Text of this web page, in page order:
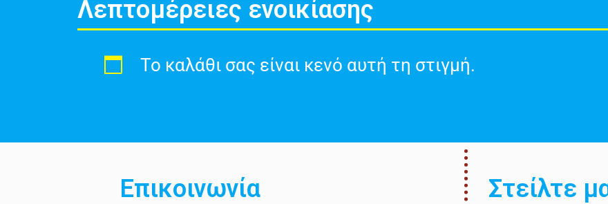
Λεπτομέρειες ενοικίασης
Το καλάθι σας είναι κενό αυτή τη στιγμή.
Επικοινωνία
Στείλτε